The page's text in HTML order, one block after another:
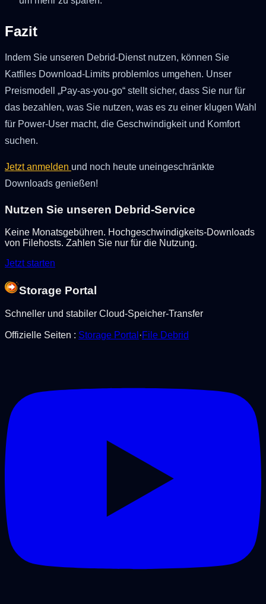
Fazit
Indem Sie unseren Debrid-Dienst nutzen, können Sie
Katfiles Download-Limits problemlos umgehen. Unser
Preismodell „Pay-as-you-go“ stellt sicher, dass Sie nur für
das bezahlen, was Sie nutzen, was es zu einer klugen Wahl
für Power-User macht, die Geschwindigkeit und Komfort
suchen.
Jetzt anmelden und noch heute uneingeschränkte
Downloads genießen!
Nutzen Sie unseren Debrid-Service
Keine Monatsgebühren. Hochgeschwindigkeits-Downloads
von Filehosts. Zahlen Sie nur für die Nutzung.
Jetzt starten
Storage Portal
Schneller und stabiler Cloud-Speicher-Transfer
Offizielle Seiten : Storage Portal ·File Debrid